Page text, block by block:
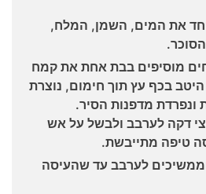
את המים, השמן, המלח,
מוסיפים בבת אחת את קמח
בכף עץ תוך חימום, נוצרת
מדפנות הסיר.
דקה לערבב ולבשל על אש
טיפה מתייבשת.
לערבב עד שהעיסה